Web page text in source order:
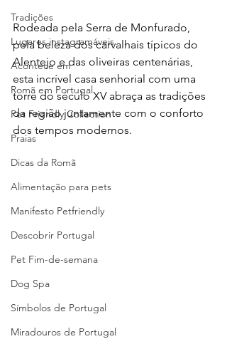
Tradições
Lugares instagramáveis
Acontece em
Romã em Portugal
Pet Friendly Collection
Praias
Dicas da Romã
Alimentação para pets
Manifesto Petfriendly
Descobrir Portugal
Pet Fim-de-semana
Dog Spa
Símbolos de Portugal
Miradouros de Portugal
Rodeada pela Serra de Monfurado,
pela beleza dos carvalhais típicos do
Alentejo e das oliveiras centenárias,
esta incrível casa senhorial com uma
torre do século XV abraça as tradições
da região juntamente com o conforto
dos tempos modernos.